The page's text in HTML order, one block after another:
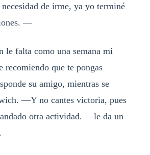
de irme, ya yo terminé
—
falta como una semana mi
recomiendo que te pongas
su amigo, mientras se
—Y no cantes victoria, pues
otra actividad. —le da un